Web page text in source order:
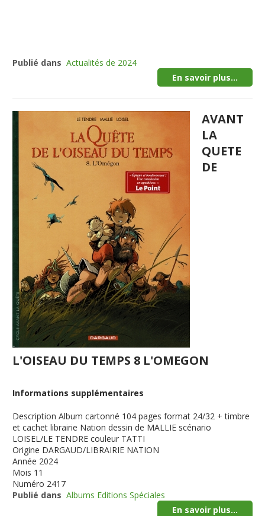
Publié dans Actualités de 2024
En savoir plus...
AVANT
LA
QUETE
DE
L'OISEAU DU TEMPS 8 L'OMEGON
Informations supplémentaires
Description Album cartonné 104 pages format 24/32 + timbre
et cachet librairie Nation dessin de MALLIE scénario
LOISEL/LE TENDRE couleur TATTI
Origine DARGAUD/LIBRAIRIE NATION
Année 2024
Mois 11
Numéro 2417
Publié dans Albums Editions Spéciales
En savoir plus...